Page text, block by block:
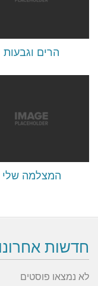
הרים וגבעות
המצלמה שלי
חדשות
לא נמצאו פוסטים